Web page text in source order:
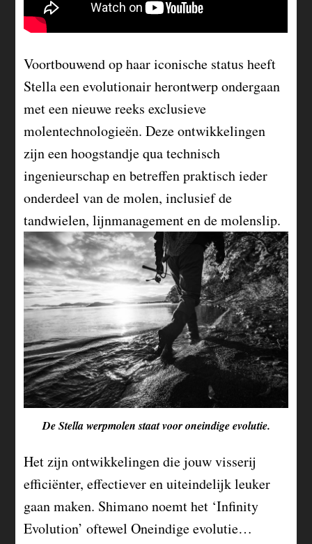
Voortbouwend op haar iconische status heeft
Stella een evolutionair herontwerp ondergaan
met een nieuwe reeks exclusieve
molentechnologieën. Deze ontwikkelingen
zijn een hoogstandje qua technisch
ingenieurschap en betreffen praktisch ieder
onderdeel van de molen, inclusief de
tandwielen, lijnmanagement en de molenslip.
De Stella werpmolen staat voor oneindige evolutie.
Het zijn ontwikkelingen die jouw visserij
efficiënter, effectiever en uiteindelijk leuker
gaan maken. Shimano noemt het ‘Infinity
Evolution’ oftewel Oneindige evolutie…